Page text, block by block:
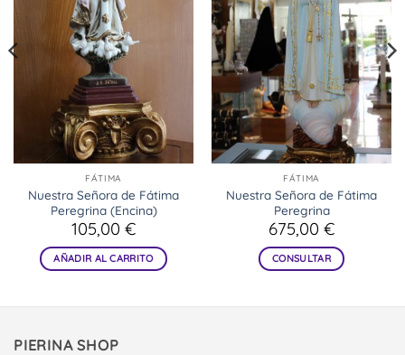
FÁTIMA
Nuestra Señora de Fátima
Peregrina (Encina)
105,00 €
AÑADIR AL CARRITO
FÁTIMA
Nuestra Señora de Fátima
Peregrina
675,00 €
CONSULTAR
PIERINA SHOP